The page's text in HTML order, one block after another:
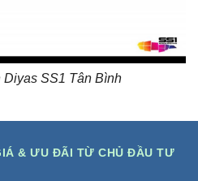
Diyas SS1 Tân Bình
& ƯU ĐÃI TỪ CHỦ ĐẦU TƯ